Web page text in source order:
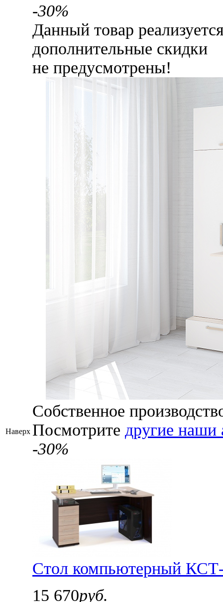
Наверх
-30%
Данный товар
дополнительные скидки
не предусмотрены!
Собственное
Посмотрите другие наши
-30%
Стол компьютерный
15 670руб.